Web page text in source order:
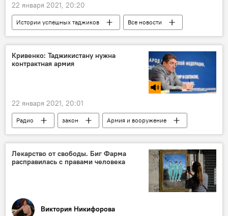
22 января 2021, 20:20
Истории успешных таджиков
Все новости
Таджикистан
Таджикистан Style
Культура
Далер Назаров Видео
Кривенко: Таджикистану нужна
контрактная армия
22 января 2021, 20:01
Радио закон
Армия и вооружение
Таджикистан
Лекарство от свободы. Биг Фарма
расправилась с правами человека
Виктория Никифорова